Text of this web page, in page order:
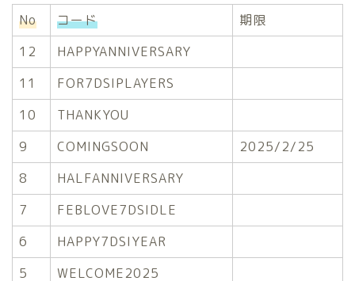
No コード
期限
12
HAPPYANNIVERSARY
11
FOR7DSIPLAYERS
10
THANKYOU
9
COMINGSOON
2025/2/25
8
HALFANNIVERSARY
7
FEBLOVE7DSIDLE
6
HAPPY7DSIYEAR
5
WELCOME2025